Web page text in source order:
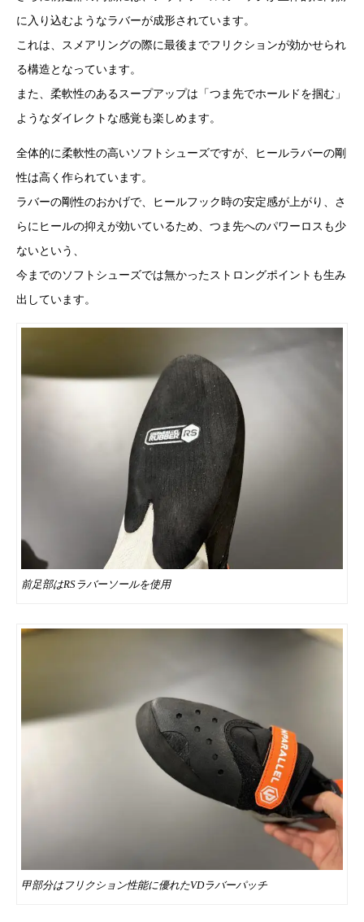
に入り込むようなラバーが成形されています。
これは、スメアリングの際に最後までフリクションが効かせられ
る構造となっています。
また、柔軟性のあるスープアップは「つま先でホールドを掴む」
ようなダイレクトな感覚も楽しめます。
全体的に柔軟性の高いソフトシューズですが、ヒールラバーの剛
性は高く作られています。
ラバーの剛性のおかげで、ヒールフック時の安定感が上がり、さ
らにヒールの抑えが効いているため、つま先へのパワーロスも少
ないという、
今までのソフトシューズでは無かったストロングポイントも生み
出しています。
前足部はRSラバーソールを使用
甲部分はフリクション性能に優れたVDラバーパッチ